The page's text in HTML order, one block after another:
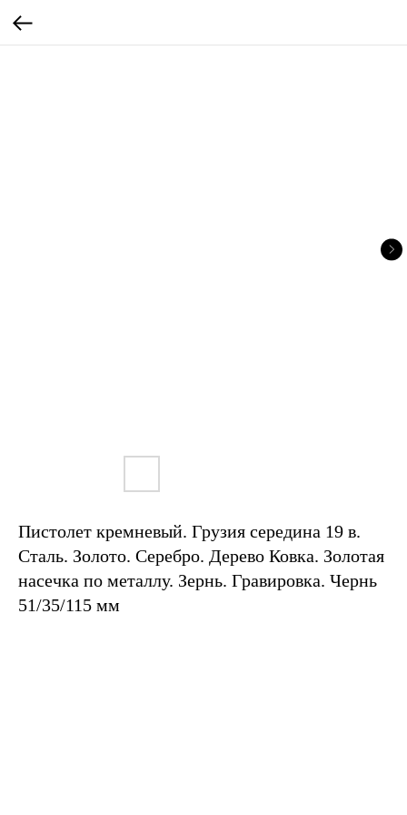
Пистолет кремневый. Грузия середина 19 в.
Сталь. Золото. Серебро. Дерево Ковка. Золотая
насечка по металлу. Зернь. Гравировка. Чернь
51/35/115 мм